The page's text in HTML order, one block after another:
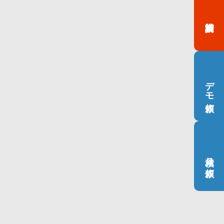
デモ依頼
見積り依頼